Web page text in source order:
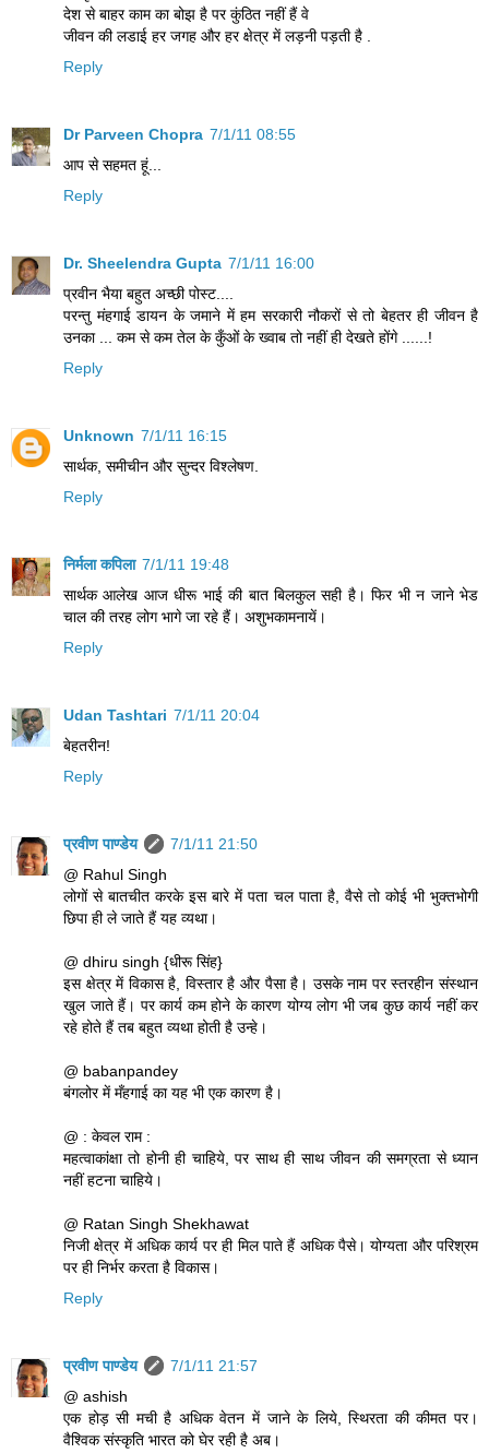
देश से बाहर काम का बोझ है पर कुंठित नहीं हैं वे
जीवन की लडाई हर जगह और हर क्षेत्र में लड़नी पड़ती है .
Reply
Dr Parveen Chopra 7/1/11 08:55
आप से सहमत हूं...
Reply
Dr. Sheelendra Gupta 7/1/11 16:00
प्रवीन भैया बहुत अच्छी पोस्ट....
परन्तु मंहगाई डायन के जमाने में हम सरकारी नौकरों से तो बेहतर ही जीवन है
उनका ... कम से कम तेल के कुँओं के ख्वाब तो नहीं ही देखते होंगे ......!
Reply
Unknown 7/1/11 16:15
सार्थक, समीचीन और सुन्दर विश्लेषण.
Reply
निर्मला कपिला 7/1/11 19:48
सार्थक आलेख आज धीरू भाई की बात बिलकुल सही है। फिर भी न जाने भेड
चाल की तरह लोग भागे जा रहे हैं। अशुभकामनायें।
Reply
Udan Tashtari 7/1/11 20:04
बेहतरीन!
Reply
प्रवीण पाण्डेय
7/1/11 21:50
@ Rahul Singh
लोगों से बातचीत करके इस बारे में पता चल पाता है, वैसे तो कोई भी भुक्तभोगी
छिपा ही ले जाते हैं यह व्यथा।
@ dhiru singh {धीरू सिंह}
इस क्षेत्र में विकास है, विस्तार है और पैसा है। उसके नाम पर स्तरहीन संस्थान
खुल जाते हैं। पर कार्य कम होने के कारण योग्य लोग भी जब कुछ कार्य नहीं कर
रहे होते हैं तब बहुत व्यथा होती है उन्हे।
@ babanpandey
बंगलोर में मँहगाई का यह भी एक कारण है।
@ : केवल राम :
महत्वाकांक्षा तो होनी ही चाहिये, पर साथ ही साथ जीवन की समग्रता से ध्यान
नहीं हटना चाहिये।
@ Ratan Singh Shekhawat
निजी क्षेत्र में अधिक कार्य पर ही मिल पाते हैं अधिक पैसे। योग्यता और परिश्रम
पर ही निर्भर करता है विकास।
Reply
प्रवीण पाण्डेय
7/1/11 21:57
@ ashish
एक होड़ सी मची है अधिक वेतन में जाने के लिये, स्थिरता की कीमत पर।
वैश्विक संस्कृति भारत को घेर रही है अब।